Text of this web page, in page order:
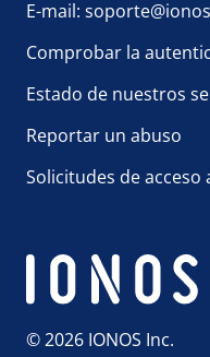
E-mail:
Comprobar la
Estado de nuestros
Reportar un abuso
Solicitudes de
© 2026 IONOS Inc.